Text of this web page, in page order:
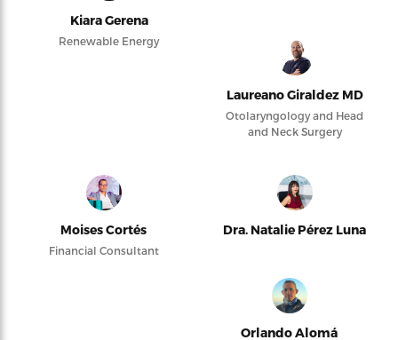
Kiara Gerena
Renewable Energy
Laureano Giraldez MD
Otolaryngology and Head
and Neck Surgery
Moises Cortés
Financial Consultant
Dra. Natalie Pérez Luna
Orlando Alomá